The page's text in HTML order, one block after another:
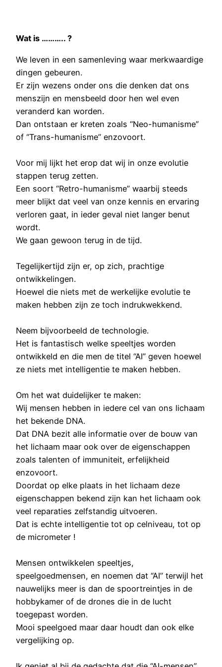
Wat is ……….. ?
We leven in een samenleving waar merkwaardige
dingen gebeuren.
Er zijn wezens onder ons die denken dat ons
menszijn en mensbeeld door hen wel even
veranderd kan worden.
Dan ontstaan er kreten zoals “Neo-humanisme”
of “Trans-humanisme” enzovoort.
Voor mij lijkt het erop dat wij in onze evolutie
stappen terug zetten.
Een soort “Retro-humanisme” waarbij steeds
meer blijkt dat veel van onze kennis en ervaring
verloren gaat, in ieder geval niet langer benut
wordt.
We gaan gewoon terug in de tijd.
Tegelijkertijd zijn er, op zich, prachtige
ontwikkelingen.
Hoewel die niets met de werkelijke evolutie te
maken hebben zijn ze toch indrukwekkend.
Neem bijvoorbeeld de technologie.
Het is fantastisch welke speeltjes worden
ontwikkeld en die men de titel “AI” geven hoewel
ze niets met intelligentie te maken hebben.
Om het wat duidelijker te maken:
Wij mensen hebben in iedere cel van ons lichaam
het bekende DNA.
Dat DNA bezit alle informatie over de bouw van
het lichaam maar ook over de eigenschappen
zoals talenten of immuniteit, erfelijkheid
enzovoort.
Doordat op elke plaats in het lichaam deze
eigenschappen bekend zijn kan het lichaam ook
veel reparaties zelfstandig uitvoeren.
Dat is echte intelligentie tot op celniveau, tot op
de micrometer !
Mensen ontwikkelen speeltjes,
speelgoedmensen, en noemen dat “AI” terwijl het
nauwelijks meer is dan de spoortreintjes in de
hobbykamer of de drones die in de lucht
toegepast worden.
Mooi speelgoed maar daar houdt dan ook elke
vergelijking op.